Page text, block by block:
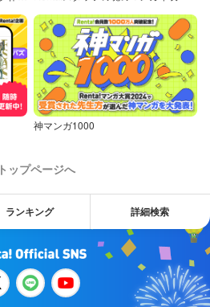
神マンガ1000
トップページへ
ランキング 詳細検索